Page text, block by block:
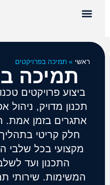
ראשי»תמיכה בפרויקטים
תמיכה
ביצוע פרויקטים
תכנון מדויק, ניהול
אתגרים בזמן אמת.
חלק קריטי בתהליך
מקצועי בכל שלבי
התכנון ועד
המשימות. שירותי